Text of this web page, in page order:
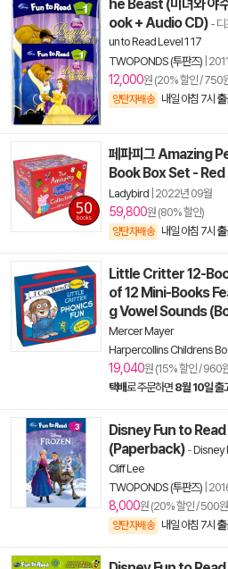
he Beast (미녀와
ook + Audio CD) - 디
un to Read Level 1 17
TWOPONDS (투판즈)
12,000원 (20% 할인 / 750
양탄자배송 내일 아침 7시
페파피그 Amazing
Book Box Set -
Ladybird 2022년 09월
59,800원 (80% 할인)
양탄자배송 내일 아침 7시
Little Critter 12-
of 12 Mini-Books
g Vowel Sounds
Mercer Mayer
Harpercollins Childrens
19,040원 (15% 할인 / 960
택배로 주문하면 8월 10일 출
Disney Fun to Read
(Paperback) -Disney
Cliff Lee
TWOPONDS (투판즈)
8,000원 (20% 할인 / 500
양탄자배송 내일 아침 7시